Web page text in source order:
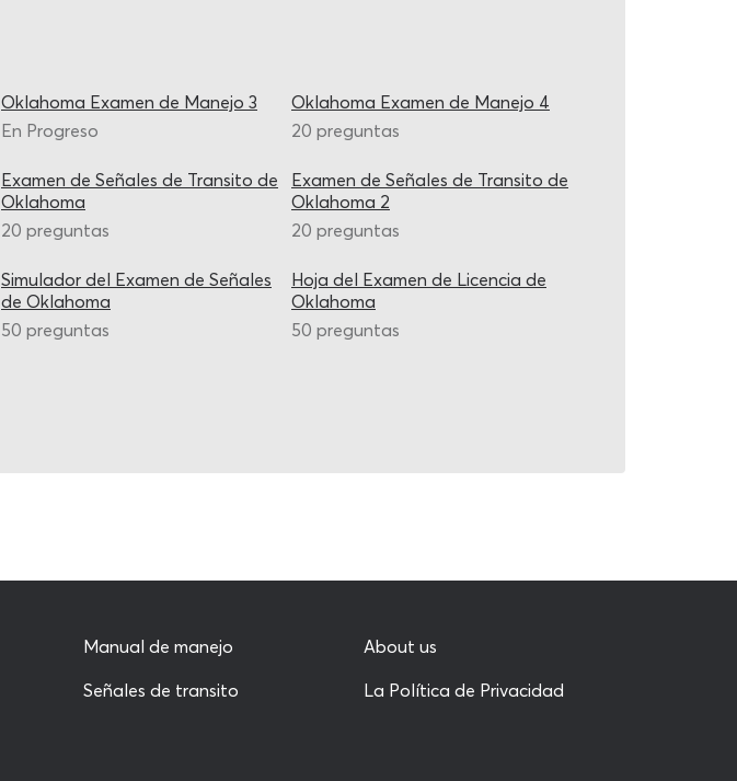
Oklahoma Examen de Manejo 3
En Progreso
Oklahoma Examen de Manejo 4
20 preguntas
Examen de Señales de Transito de
Oklahoma
20 preguntas
Examen de Señales de Transito de
Oklahoma 2
20 preguntas
Simulador del Examen de Señales
de Oklahoma
50 preguntas
Hoja del Examen de Licencia de
Oklahoma
50 preguntas
Manual de manejo
Señales de transito
About us
La Política de Privacidad